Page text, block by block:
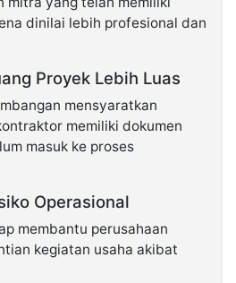
dinilai lebih profesional dan
Proyek Lebih Luas
mensyaratkan
memiliki dokumen
masuk ke proses
Operasional
membantu perusahaan
kegiatan usaha akibat